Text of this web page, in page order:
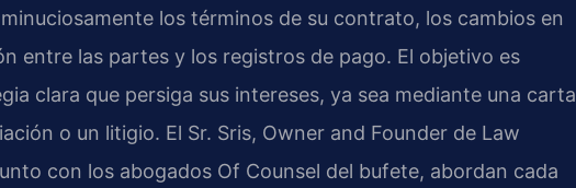
los términos de su contrato, los cambios en
entre las partes y los registros de pago. El objetivo es
clara que persiga sus intereses, ya sea mediante una carta
o un litigio. El Sr. Sris, Owner and Founder de Law
con los abogados Of Counsel del bufete, abordan cada